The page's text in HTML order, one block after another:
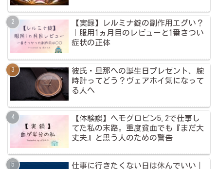
【実録】レルミナ錠の副作用エグい？
｜服用1ヵ月目のレビューと1番きつい
症状の正体
彼氏・旦那への誕生日プレゼント、腕
時計ってどう？ヴェアホイ気になって
る人へ
【体験談】ヘモグロビン5.2で仕事し
てた私の末路。重度貧血でも『まだ大
丈夫』と思う人のための警告
仕事に行きたくない日は休んでいい｜